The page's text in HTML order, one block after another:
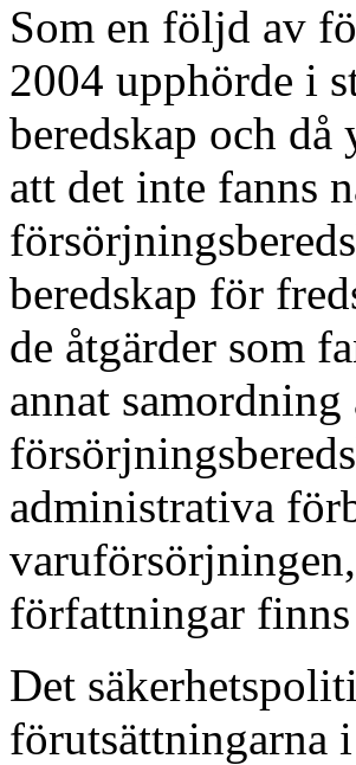
Som en följd av
2004 upphörde i
beredskap och
att det inte fanns
beredskap för
de åtgärder som
annat
administrativa
författningar
Det
förutsättningarna